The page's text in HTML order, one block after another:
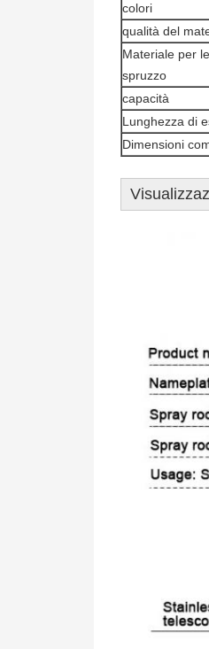
colori
qualità del
Materiale per
spruzzo
capacità
Lunghezza di
Dimensioni